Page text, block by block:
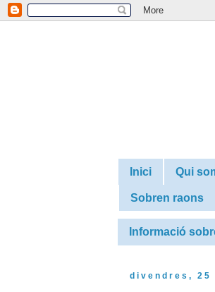
Inici Qui
Sobren raons
Informació
divendres, 25